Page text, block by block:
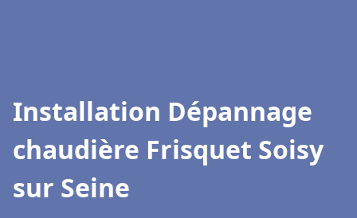
Installation Dépannage
chaudière Frisquet Soisy
sur Seine